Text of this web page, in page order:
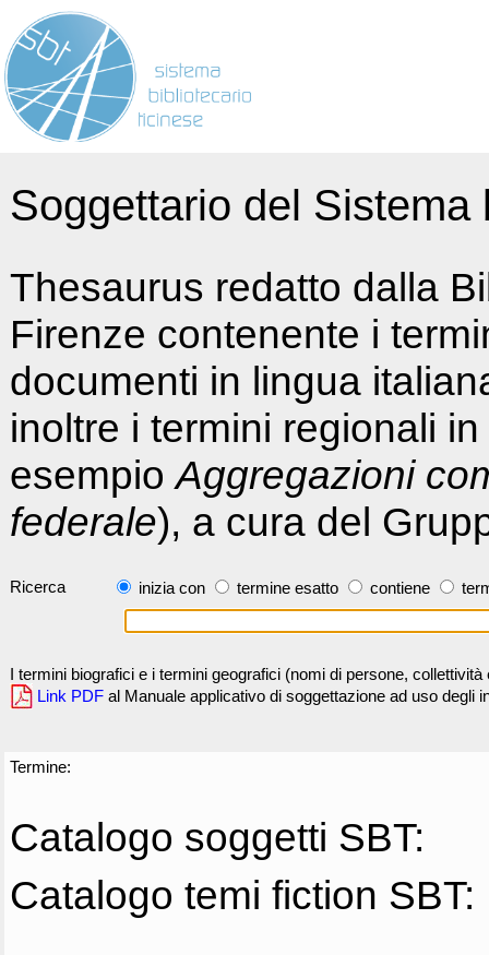
Soggettario del
Thesaurus redatto dalla
Firenze contenente i
documenti in lingua
inoltre i termini regionali
esempioAggregazioni
federale), a cura del
Ricerca inizia con termine esatto contiene
I termini biografici e i termini geografici (nomi di persone,
Link PDF al Manuale applicativo di soggettazione ad uso degli
Termine:
Catalogo soggetti SBT:
Catalogo temi fiction SBT: